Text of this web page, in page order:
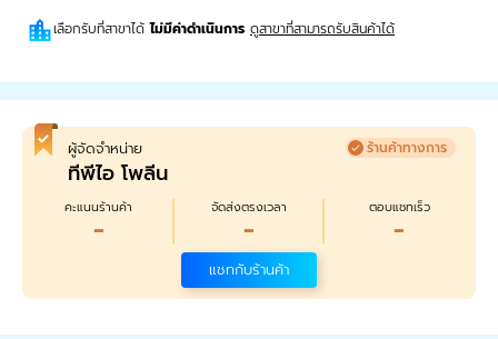
เลือกรับที่สาขาได้ ไม่มีค่าดำเนินการ ดูสาขาที่สามารถรับสินค้าได้
ผู้จัดจำหน่าย ร้านค้าทางการ
ทีพีไอ โพลีน
คะแนนร้านค้า
-
จัดส่งตรงเวลา
-
ตอบแชทเร็ว
-
แชทกับร้านค้า